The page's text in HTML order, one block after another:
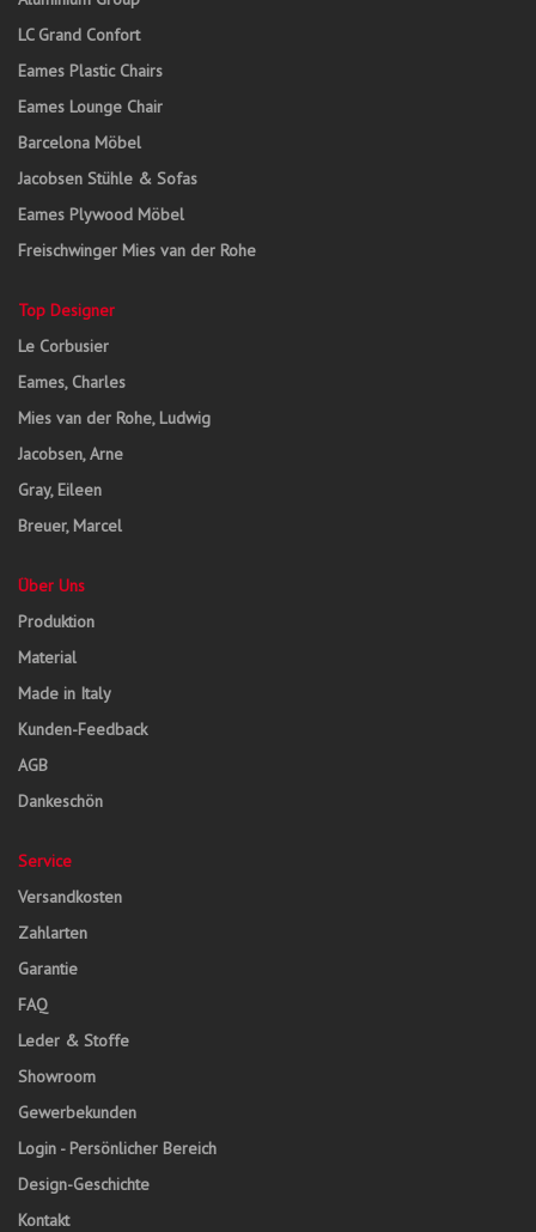
LC Grand Confort
Eames Plastic Chairs
Eames Lounge Chair
Barcelona Möbel
Jacobsen Stühle & Sofas
Eames Plywood Möbel
Freischwinger Mies van der Rohe
Top Designer
Le Corbusier
Eames, Charles
Mies van der Rohe, Ludwig
Jacobsen, Arne
Gray, Eileen
Breuer, Marcel
Über Uns
Produktion
Material
Made in Italy
Kunden-Feedback
AGB
Dankeschön
Service
Versandkosten
Zahlarten
Garantie
FAQ
Leder & Stoffe
Showroom
Gewerbekunden
Login - Persönlicher Bereich
Design-Geschichte
Kontakt